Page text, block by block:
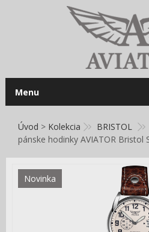
Úvod > Kolekcia BRISTOL
pánske hodinky AVIATOR Bristol
Novinka
Menu